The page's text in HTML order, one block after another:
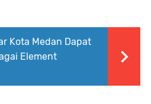
Kota Medan Dapat
Element